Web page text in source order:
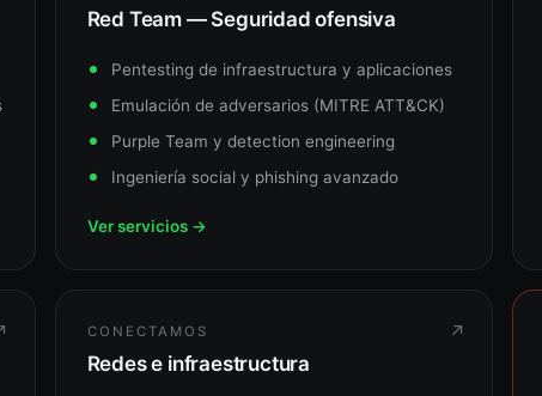
Red Team — Seguridad ofensiva
Pentesting de infraestructura y aplicaciones
Emulación de adversarios (MITRE ATT&CK)
Purple Team y detection engineering
Ingeniería social y phishing avanzado
Ver servicios →
↗
CONECTAMOS
Redes e infraestructura